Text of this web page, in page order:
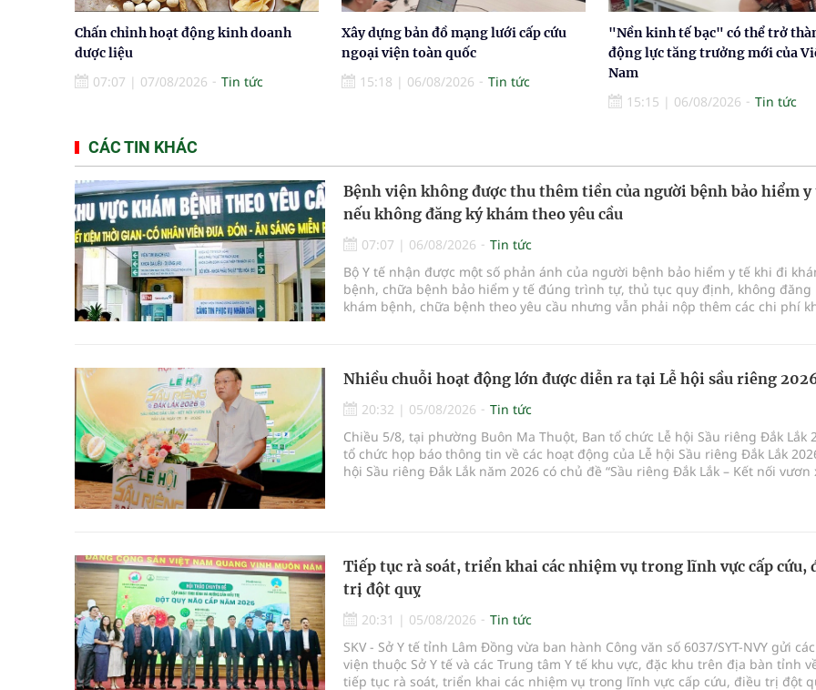
Chấn chỉnh hoạt động kinh doanh
dược liệu
07:07 | 07/08/2026 Tin tức
Xây dựng bản đồ mạng lưới cấp cứu
ngoại viện toàn quốc
15:18 | 06/08/2026 Tin tức
"Nền kinh tế bạc" có thể trở
động lực tăng trưởng mới của
Nam
15:15 | 06/08/2026 Tin tức
CÁC TIN KHÁC
Bệnh viện không được thu thêm tiền của người bệnh bảo hiểm y
nếu không đăng ký khám theo yêu cầu
07:07 | 06/08/2026
Tin tức
Bộ Y tế nhận được một số phản ánh của người bệnh bảo hiểm y tế khi đi
bệnh, chữa bệnh bảo hiểm y tế đúng trình tự, thủ tục quy định, không đăng
khám bệnh, chữa bệnh theo yêu cầu nhưng vẫn phải nộp thêm các chi phí
Nhiều chuỗi hoạt động lớn được diễn ra tại Lễ hội sầu riêng
20:32 | 05/08/2026
Tin tức
Chiều 5/8, tại phường Buôn Ma Thuột, Ban tổ chức Lễ hội Sầu riêng Đắk Lắk
tổ chức họp báo thông tin về các hoạt động của Lễ hội Sầu riêng Đắk Lắk
hội Sầu riêng Đắk Lắk năm 2026 có chủ đề “Sầu riêng Đắk Lắk – Kết nối vươn
Tiếp tục rà soát, triển khai các nhiệm vụ trong lĩnh vực cấp cứu,
trị đột quỵ
20:31 | 05/08/2026
Tin tức
SKV - Sở Y tế tỉnh Lâm Đồng vừa ban hành Công văn số 6037/SYT-NVY gửi
viện thuộc Sở Y tế và các Trung tâm Y tế khu vực, đặc khu trên địa bàn tỉnh
tiếp tục rà soát, triển khai các nhiệm vụ trong lĩnh vực cấp cứu, điều trị đột